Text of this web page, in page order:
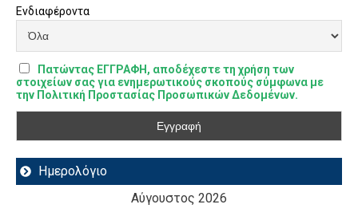
Ενδιαφέροντα
Πατώντας ΕΓΓΡΑΦΗ, αποδέχεστε τη χρήση των
στοιχείων σας για ενημερωτικούς σκοπούς σύμφωνα με
την Πολιτική Προστασίας Προσωπικών Δεδομένων.
Ημερολόγιο
Αύγουστος 2026